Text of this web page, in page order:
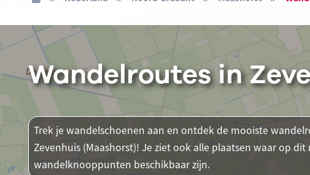
Wandelroutes in
Trek je wandelschoenen aan en ontdek de mooiste
Zevenhuis (Maashorst)! Je ziet ook alle plaatsen waar op
wandelknooppunten beschikbaar zijn.